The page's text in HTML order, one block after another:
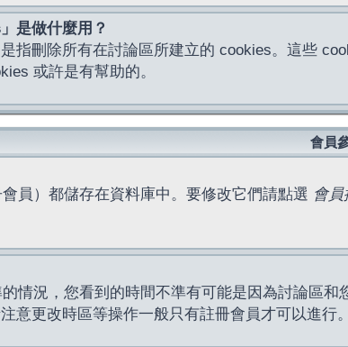
是做什麼用？
是指刪除所有在討論區所建立的 cookies。這些
或許是有幫助的。
會員
員）都儲存在資料庫中。要修改它們請點選 會
情況，您看到的時間不準有可能是因為討論區
意更改時區等操作一般只有註冊會員才可以進行